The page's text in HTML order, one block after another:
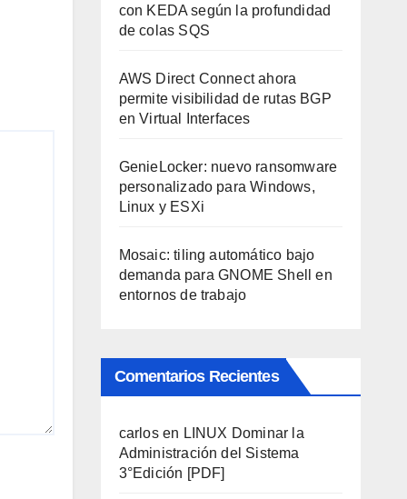
con KEDA según la profundidad
de colas SQS
AWS Direct Connect ahora
permite visibilidad de rutas BGP
en Virtual Interfaces
GenieLocker: nuevo ransomware
personalizado para Windows,
Linux y ESXi
Mosaic: tiling automático bajo
demanda para GNOME Shell en
entornos de trabajo
Comentarios Recientes
carlosen LINUX Dominar la
Administración del Sistema
3°Edición [PDF]